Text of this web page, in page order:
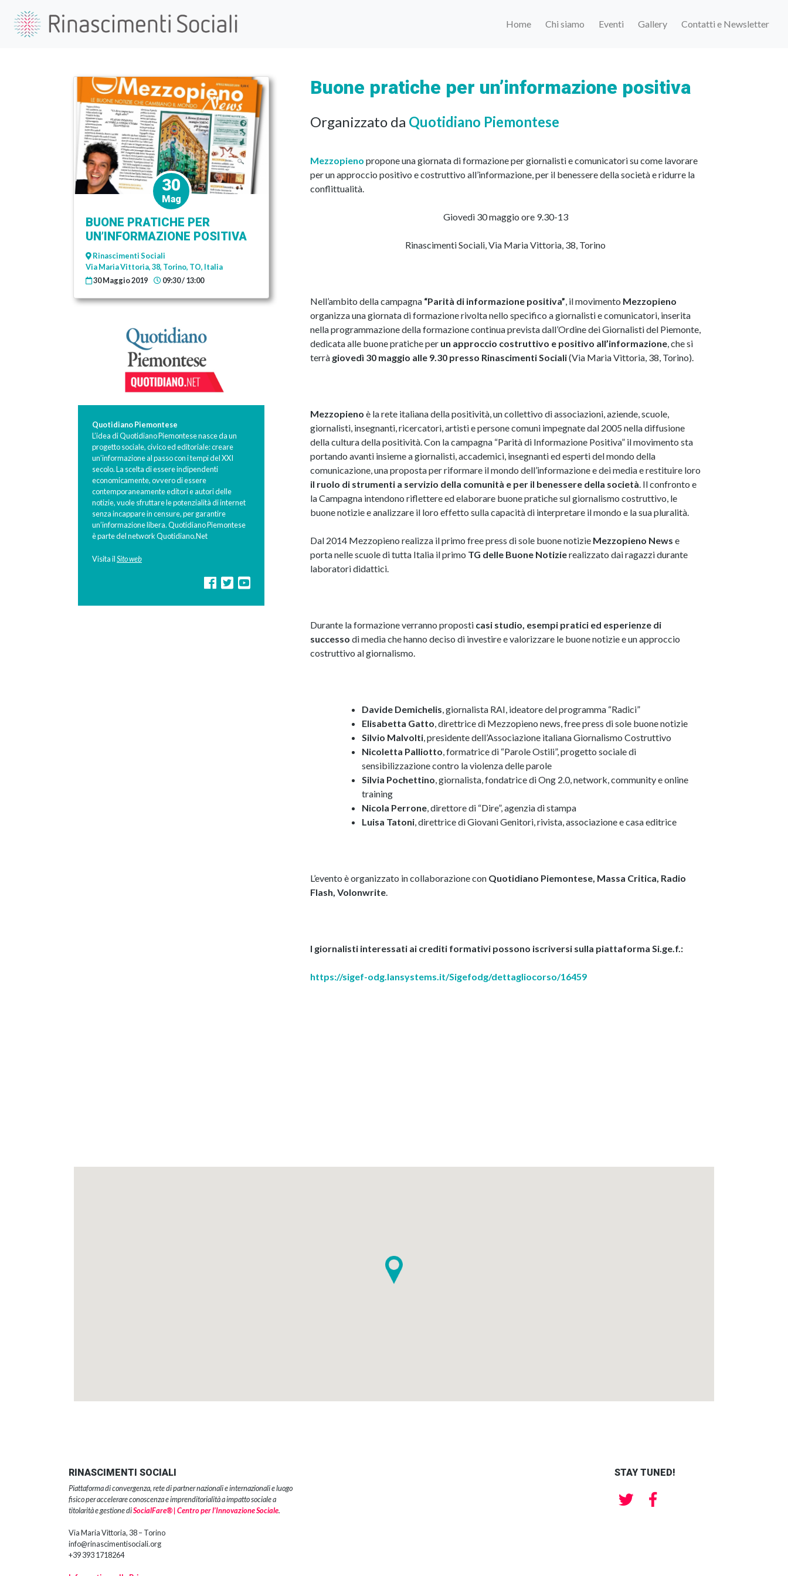
Home Chi siamo Eventi Gallery Contatti e Newsletter
30
Mag
BUONE PRATICHE PER
UN’INFORMAZIONE POSITIVA
Rinascimenti Sociali
Via Maria Vittoria, 38, Torino, TO, Italia
30 Maggio 2019
09:30 / 13:00
Quotidiano Piemontese
L’idea di Quotidiano Piemontese nasce da un
progetto sociale, civico ed editoriale: creare
un’informazione al passo con i tempi del XXI
secolo. La scelta di essere indipendenti
economicamente, ovvero di essere
contemporaneamente editori e autori delle
notizie, vuole sfruttare le potenzialità di internet
senza incappare in censure, per garantire
un’informazione libera. Quotidiano Piemontese
è parte del network Quotidiano.Net
Visita ilSito web
Buone pratiche per un’informazione positiva
Organizzato da Quotidiano Piemontese
Mezzopieno propone una giornata di formazione per giornalisti e comunicatori su come lavorare
per un approccio positivo e costruttivo all’informazione, per il benessere della società e ridurre la
conflittualità.
Giovedì 30 maggio ore 9.30-13
Rinascimenti Sociali, Via Maria Vittoria, 38, Torino
Nell’ambito della campagna “Parità di informazione positiva” , il movimento Mezzopieno
organizza una giornata di formazione rivolta nello specifico a giornalisti e comunicatori, inserita
nella programmazione della formazione continua prevista dall’Ordine dei Giornalisti del Piemonte,
dedicata alle buone pratiche per un approccio costruttivo e positivo all’informazione , che si
terrà giovedì 30 maggio alle 9.30 presso Rinascimenti Sociali(Via Maria Vittoria, 38, Torino).
Mezzopieno è la rete italiana della positività, un collettivo di associazioni, aziende, scuole,
giornalisti, insegnanti, ricercatori, artisti e persone comuni impegnate dal 2005 nella diffusione
della cultura della positività. Con la campagna “Parità di Informazione Positiva” il movimento sta
portando avanti insieme a giornalisti, accademici, insegnanti ed esperti del mondo della
comunicazione, una proposta per riformare il mondo dell’informazione e dei media e restituire loro
il ruolo di strumenti a servizio della comunità e per il benessere della società . Il confronto e
la Campagna intendono riflettere ed elaborare buone pratiche sul giornalismo costruttivo, le
buone notizie e analizzare il loro effetto sulla capacità di interpretare il mondo e la sua pluralità.
Dal 2014 Mezzopieno realizza il primo free press di sole buone notizie Mezzopieno News e
porta nelle scuole di tutta Italia il primo TG delle Buone Notizierealizzato dai ragazzi durante
laboratori didattici.
Durante la formazione verranno proposti casi studio, esempi pratici ed esperienze di
successo di media che hanno deciso di investire e valorizzare le buone notizie e un approccio
costruttivo al giornalismo.
Davide Demichelis , giornalista RAI, ideatore del programma “Radici”
Elisabetta Gatto , direttrice di Mezzopieno news, free press di sole buone notizie
Silvio Malvolti , presidente dell’Associazione italiana Giornalismo Costruttivo
Nicoletta Palliotto , formatrice di “Parole Ostili”, progetto sociale di
sensibilizzazione contro la violenza delle parole
Silvia Pochettino , giornalista, fondatrice di Ong 2.0, network, community e online
training
Nicola Perrone , direttore di “Dire”, agenzia di stampa
Luisa Tatoni , direttrice di Giovani Genitori, rivista, associazione e casa editrice
L’evento è organizzato in collaborazione con Quotidiano Piemontese, Massa Critica, Radio
Flash, Volonwrite
I giornalisti interessati ai crediti formativi possono iscriversi sulla piattaforma Si.ge.f.:
https://sigef-odg.lansystems.it/Sigefodg/dettagliocorso/16459
RINASCIMENTI SOCIALI
Piattaforma di convergenza, rete di partner nazionali e internazionali e luogo
fisico per accelerare conoscenza e imprenditorialità a impatto sociale a
titolarità e gestione diSocialFare® | Centro per l’Innovazione Sociale.
Via Maria Vittoria, 38 – Torino
info@rinascimentisociali.org
+39 393 1718264
STAY TUNED!